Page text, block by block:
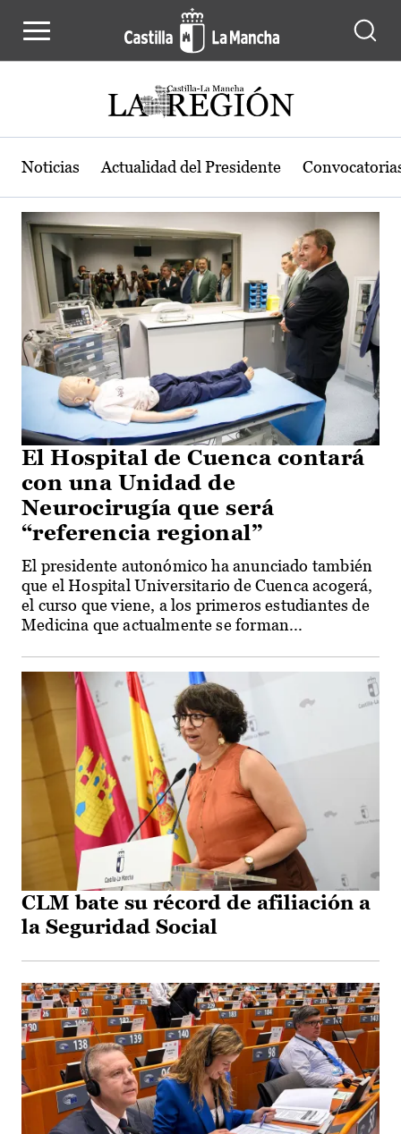
Actualidad de la región de Castilla-
Noticias Actualidad del Presidente
El Hospital de Cuenca contará
con una Unidad de
Neurocirugía que será
“referencia regional”
El presidente autonómico ha anunciado también
que el Hospital Universitario de Cuenca acogerá,
el curso que viene, a los primeros estudiantes de
Medicina que actualmente se forman...
CLM bate su récord de afiliación a
la Seguridad Social